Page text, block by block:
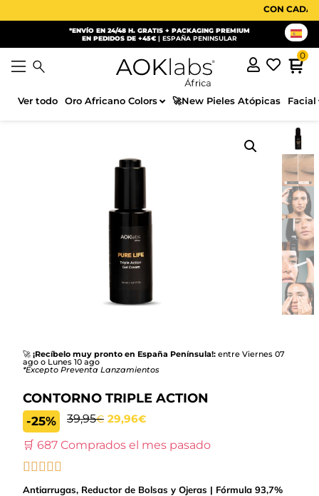
CON CADA
*ENVÍO EN 24/48 H. GRATIS + PACKAGING PREMIUM
EN PEDIDOS DE +45€| ESPAÑA PENINSULAR
Ver todo Oro Africano Colors 🚀New Pieles Atópicas Facial
🚀 ¡Recíbelo muy pronto en España Península!: entre Viernes 07
ago o Lunes 10 ago
*Excepto Preventa Lanzamientos
CONTORNO TRIPLE ACTION
-25% 39,95€ 29,96€
🛒 687 Comprados el mes pasado
Antiarrugas, Reductor de Bolsas y Ojeras | Fórmula 93,7%